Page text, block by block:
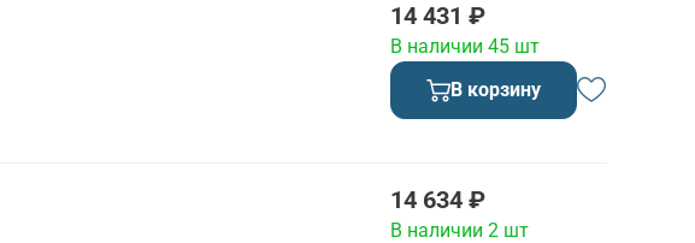
14 431 ₽
В наличии 45 шт
В корзину
14 634 ₽
В наличии 2 шт